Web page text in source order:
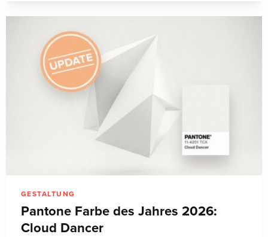
GESTALTUNG
Pantone Farbe des Jahres 2026:
Cloud Dancer